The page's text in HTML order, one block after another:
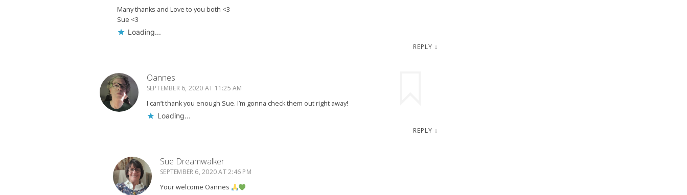
Many thanks and Love to you both <3
Sue <3
Loading...
REPLY ↓
Oannes
SEPTEMBER 6, 2020 AT 11:25 AM
I can’t thank you enough Sue. I’m gonna check them out right away!
Loading...
REPLY ↓
Sue Dreamwalker
SEPTEMBER 6, 2020 AT 2:46 PM
Your welcome Oannes